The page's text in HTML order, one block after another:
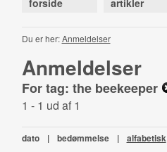
forside artikler
Du er her:Anmeldelser
Anmeldelser
For tag: the beekeeper
1 - 1 ud af 1
dato | bedømmelse | alfabetisk